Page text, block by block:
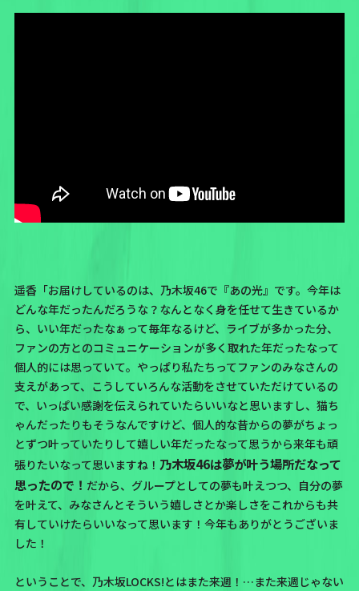
遥香「お届けしているのは、 乃木坂46で 『あの光』 です。今年は
どんな年だったんだろうな？なんとなく身を任せて生きているか
ら、いい年だったなぁって毎年なるけど、ライブが多かった分、
ファンの方とのコミュニケーションが多く取れた年だったなって
個人的には思っていて。やっぱり私たちってファンのみなさんの
支えがあって、こうしていろんな活動をさせていただけているの
で、いっぱい感謝を伝えられていたらいいなと思いますし、猫ち
ゃんだったりもそうなんですけど、 個人的な昔からの夢がちょっ
とずつ叶っていたりして嬉しい年だったなって思うから来年も頑
張りたいなって思いますね！ 乃木坂46は夢が叶う場所だなって
思ったので！ だから、グループとしての夢も叶えつつ、自分の夢
を叶えて、みなさんとそういう嬉しさとか楽しさをこれからも共
有していけたらいいなって思います！今年もありがとうございま
した！
ということで、乃木坂LOCKS!とはまた来週！…また来週じゃない